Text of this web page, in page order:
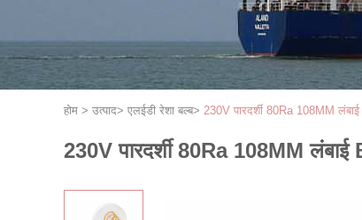
होम > उत्पाद> एलईडी रेशा बल्ब> 230V पारदर्शी 80Ra 108MM
230V पारदर्शी 80Ra 108MM